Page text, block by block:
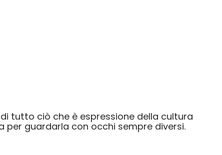
tutto ciò che è espressione della cultura
per guardarla con occhi sempre diversi.